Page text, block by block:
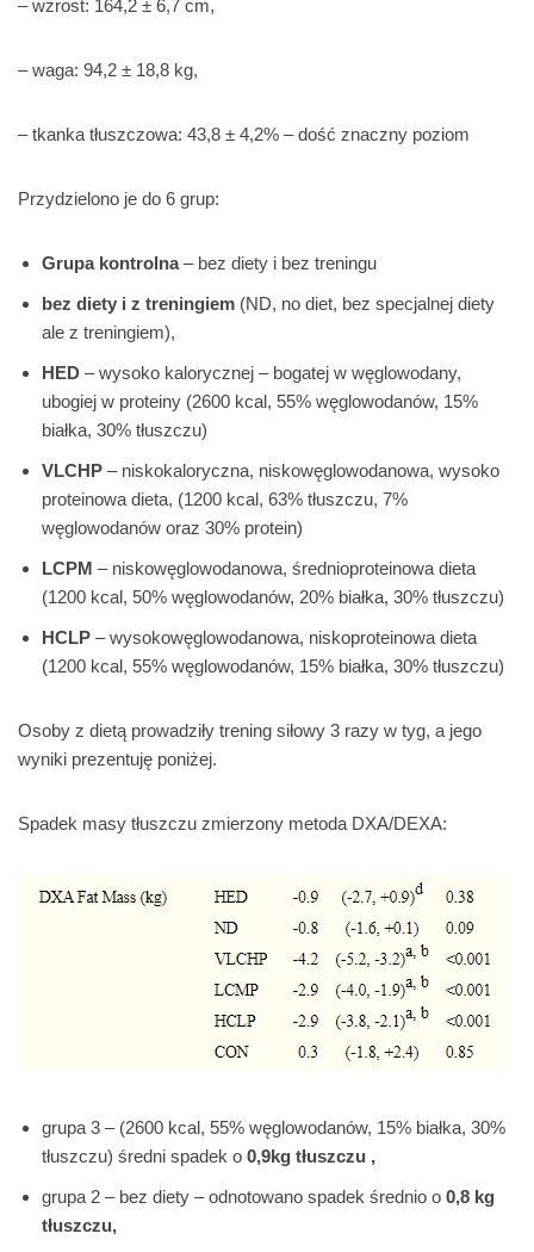
– wzrost: 164,2 ± 6,7 cm,
– waga: 94,2 ± 18,8 kg,
– tkanka tłuszczowa: 43,8 ± 4,2% – dość znaczny poziom
Przydzielono je do 6 grup:
Grupa kontrolna– bez diety i bez treningu
bez diety i z treningiem (ND, no diet, bez specjalnej diety
ale z treningiem),
HED – wysoko kalorycznej – bogatej w węglowodany,
ubogiej w proteiny (2600 kcal, 55% węglowodanów, 15%
białka, 30% tłuszczu)
VLCHP – niskokaloryczna, niskowęglowodanowa, wysoko
proteinowa dieta, (1200 kcal, 63% tłuszczu, 7%
węglowodanów oraz 30% protein)
LCPM – niskowęglowodanowa, średnioproteinowa dieta
(1200 kcal, 50% węglowodanów, 20% białka, 30% tłuszczu)
HCLP – wysokowęglowodanowa, niskoproteinowa dieta
(1200 kcal, 55% węglowodanów, 15% białka, 30% tłuszczu)
Osoby z dietą prowadziły trening siłowy 3 razy w tyg, a jego
wyniki prezentuję poniżej.
Spadek masy tłuszczu zmierzony metoda DXA/DEXA:
grupa 3 – (2600 kcal, 55% węglowodanów, 15% białka, 30%
tłuszczu) średni spadek o 0,9kg tłuszczu ,
grupa 2 – bez diety – odnotowano spadek średnio o 0,8 kg
tłuszczu,